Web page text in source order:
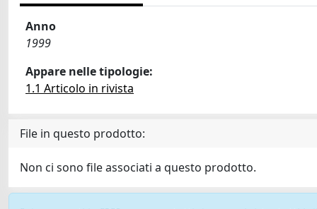
Anno
1999
Appare nelle tipologie:
1.1 Articolo in rivista
File in questo prodotto:
Non ci sono file associati a questo prodotto.